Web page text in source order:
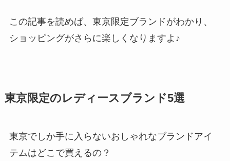
この記事を読めば、東京限定ブランドがわかり、
ショッピングがさらに楽しくなりますよ♪
東京限定のレディースブランド5選
東京でしか手に入らないおしゃれなブランドアイ
テムはどこで買えるの？